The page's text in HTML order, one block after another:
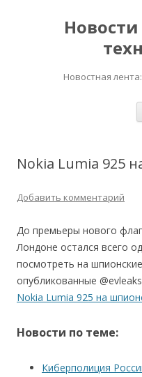
Новостная
Nokia Lumia 925
Добавить комментарий
До премьеры нового
Лондоне остался всего
посмотреть на
опубликованные
Nokia Lumia 925 на
Новости по теме:
Киберполиция